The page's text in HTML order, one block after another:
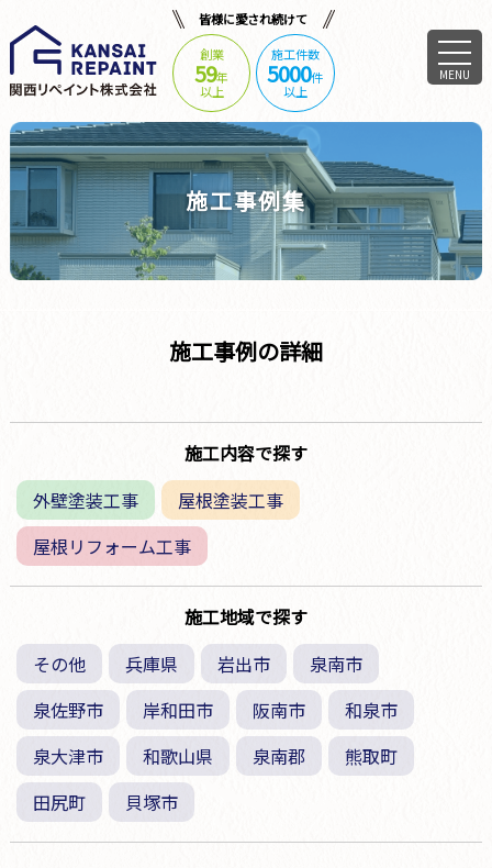
皆様に愛され続けて
創業
59年
以上
施工件数
5000件
以上
MENU
施工事例集
施工事例の詳細
施工内容で探す
外壁塗装工事
屋根塗装工事
屋根リフォーム工事
施工地域で探す
その他
兵庫県 岩出市
泉南市
泉佐野市
岸和田市 阪南市
和泉市
泉大津市
和歌山県 泉南郡
熊取町
田尻町
貝塚市